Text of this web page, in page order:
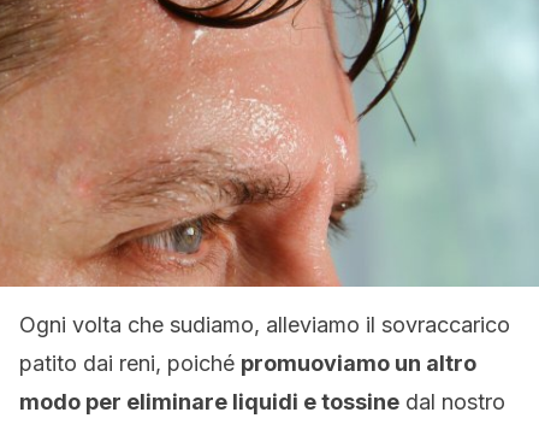
Ogni volta che sudiamo, alleviamo il sovraccarico
patito dai reni, poiché promuoviamo un altro
modo per eliminare liquidi e tossine dal nostro